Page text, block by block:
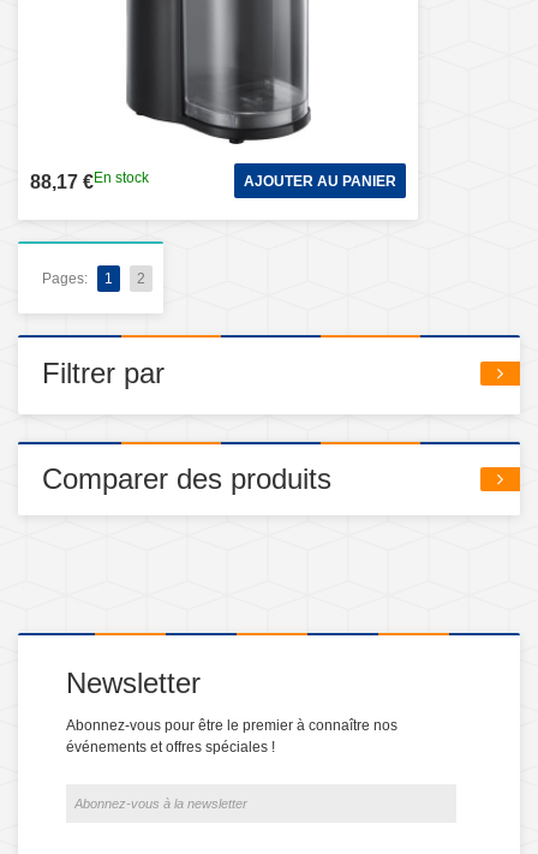
88,17 €En stock AJOUTER AU PANIER
Pages: 1 2
Filtrer par
Comparer des produits
Newsletter
Abonnez-vous pour être le premier à connaître nos
événements et offres spéciales !